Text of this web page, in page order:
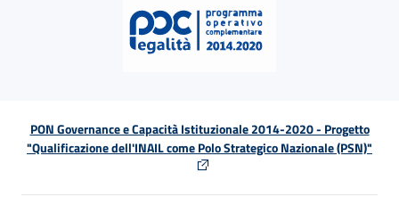
PON Governance e Capacità Istituzionale 2014-2020 - Progetto
"Qualificazione dell'INAIL come Polo Strategico Nazionale (PSN)"